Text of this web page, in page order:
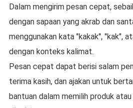
Dalam mengirim pesan cepat,
dengan sapaan yang akrab dan
menggunakan kata "kakak", "kak",
dengan konteks kalimat.
Pesan cepat dapat berisi salam
terima kasih, dan ajakan untuk
bantuan dalam memilih produk